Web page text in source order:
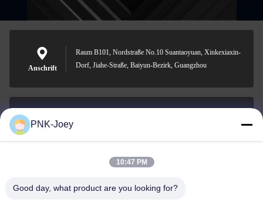
Anschrift
Raum B101, Nordstraße No.10 Suantaoyuan, Xinkexiaxin-
Dorf, Jiahe-Straße, Baiyun-Bezirk, Guangzhou
E-Mail-Adresse
008613580404923
PNK-Joey
10:47 PM
Good day, what product are you looking for?